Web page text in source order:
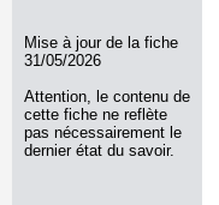
Mise à jour de la fiche
31/05/2026
Attention, le contenu de
cette fiche ne reflète
pas nécessairement le
dernier état du savoir.